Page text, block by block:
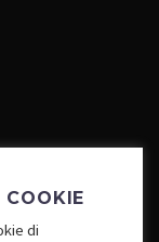
COOKIE
di